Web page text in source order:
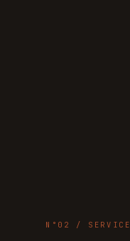
N°02 / SERVICE